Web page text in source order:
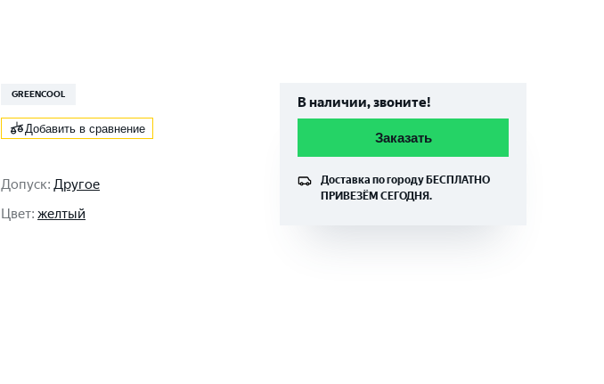
GREENCOOL
Добавить в сравнение
Допуск: Другое
Цвет: желтый
В наличии, звоните!
Заказать
Доставка по городу БЕСПЛАТНО
ПРИВЕЗЁМ СЕГОДНЯ.